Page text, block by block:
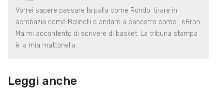
Vorrei sapere passare la palla come Rondo, tirare in
acrobazia come Belinelli e andare a canestro come LeBron.
Ma mi accontento di scrivere di basket. La tribuna stampa
è la mia mattonella.
Leggi anche